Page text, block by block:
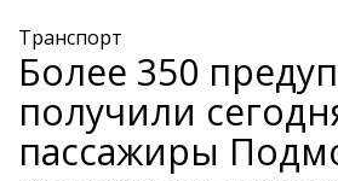
Транспорт
Более 350
получили
пассажиры